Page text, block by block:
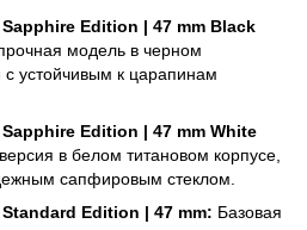
Edition | 47 mm Black
модель в черном
устойчивым к царапинам
Edition | 47 mm White
в белом титановом корпусе,
сапфировым стеклом.
Edition | 47 mm: Базовая